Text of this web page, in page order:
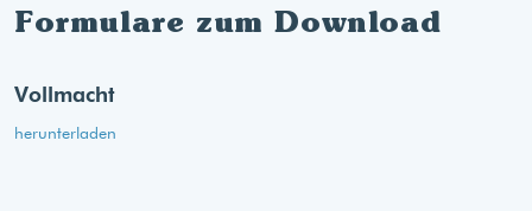
Formulare zum Download
Vollmacht
herunterladen